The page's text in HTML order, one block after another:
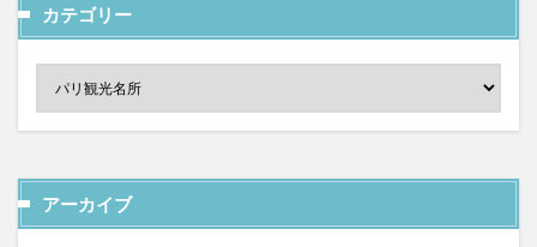
カテゴリー
アーカイブ